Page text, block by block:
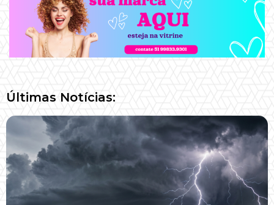
Últimas Notícias: